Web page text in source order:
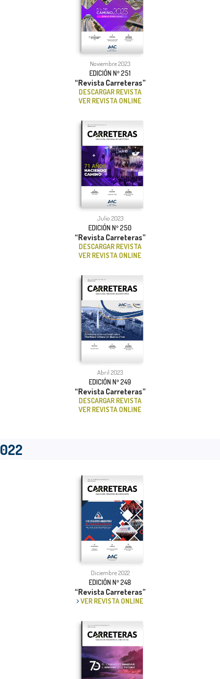
Noviembre 2023
EDICIÓN Nº 251
“Revista Carreteras”
DESCARGAR REVISTA
VER REVISTA ONLINE
Julio 2023
EDICIÓN Nº 250
“Revista Carreteras”
DESCARGAR REVISTA
VER REVISTA ONLINE
Abril 2023
EDICIÓN Nº 249
“Revista Carreteras”
DESCARGAR REVISTA
VER REVISTA ONLINE
Diciembre 2022
EDICIÓN Nº 248
“Revista Carreteras”
VER REVISTA ONLINE